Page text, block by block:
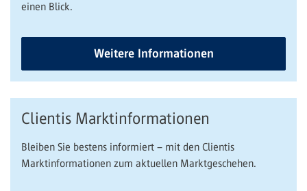
einen Blick.
Weitere Informationen
Clientis Marktinformationen
Bleiben Sie bestens informiert – mit den Clientis
Marktinformationen zum aktuellen Marktgeschehen.